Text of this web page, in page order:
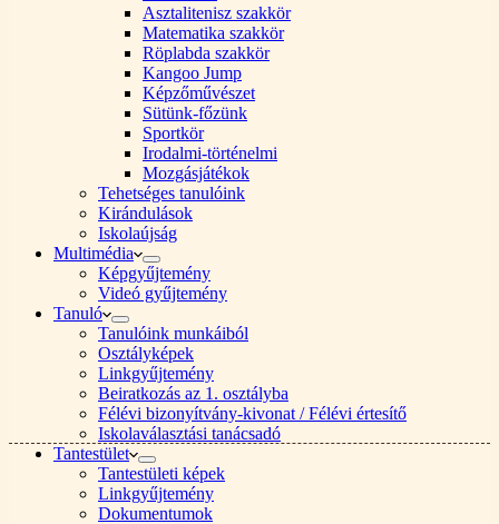
Asztalitenisz szakkör
Matematika szakkör
Röplabda szakkör
Kangoo Jump
Képzőművészet
Sütünk-főzünk
Sportkör
Irodalmi-történelmi
Mozgásjátékok
Tehetséges tanulóink
Kirándulások
Iskolaújság
Multimédia
Képgyűjtemény
Videó gyűjtemény
Tanuló
Tanulóink munkáiból
Osztályképek
Linkgyűjtemény
Beiratkozás az 1. osztályba
Félévi bizonyítvány-kivonat / Félévi értesítő
Iskolaválasztási tanácsadó
Tantestület
Tantestületi képek
Linkgyűjtemény
Dokumentumok